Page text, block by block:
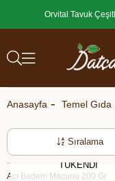
Orvital Tavuk
Anasayfa Temel Gıda
Sıralama
TÜKENDI
Acı Badem Macunu 200 Gr